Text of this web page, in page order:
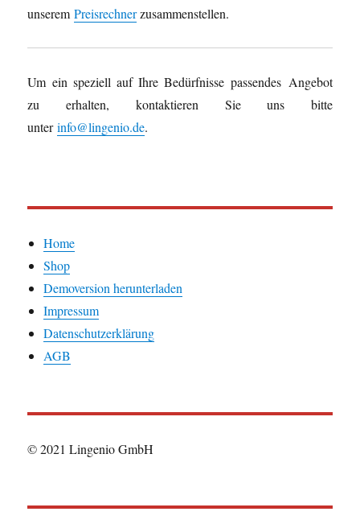
unseremPreisrechnerzusammenstellen.
Um ein speziell auf Ihre Bedürfnisse passendes Angebot
zu erhalten, kontaktieren Sie uns bitte
unterinfo@lingenio.de.
Home
Shop
Demoversion herunterladen
Impressum
Datenschutzerklärung
AGB
© 2021 Lingenio GmbH